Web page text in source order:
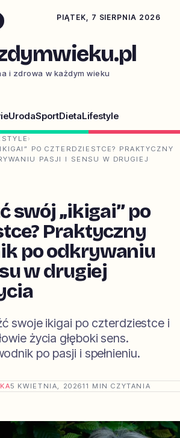
PIĄTEK, 7 SIERPNIA 2026
i zdrowa w każdym wieku
UrodaSportDietaLifestyle
›
PO CZTERDZIESTCE? PRAKTYCZNY
PASJI I SENSU W DRUGIEJ
swój „ikigai” po
Praktyczny
po odkrywaniu
w drugiej
swoje ikigai po czterdziestce i
życia głęboki sens.
po pasji i spełnieniu.
5 KWIETNIA, 202611 MIN CZYTANIA